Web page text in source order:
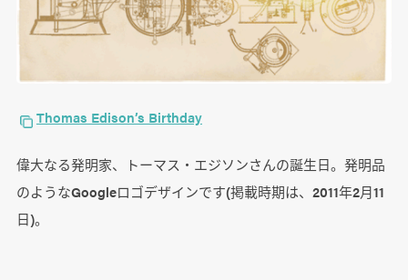
Thomas Edison’s Birthday
偉大なる発明家、トーマス・エジソンさんの誕生日。発明品
のようなGoogleロゴデザインです(掲載時期は、2011年2月11
日)。